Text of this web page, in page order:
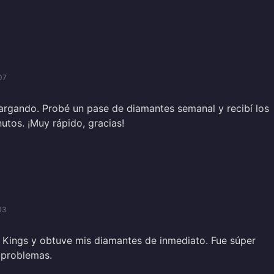
Probé un pase de diamantes semanal y recibí los
¡Muy rápido, gracias!
y obtuve mis diamantes de inmediato. Fue súper